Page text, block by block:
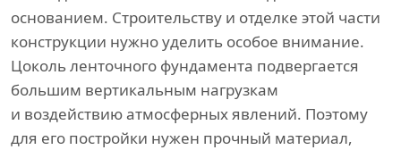
основанием. Строительству и отделке этой части
конструкции нужно уделить особое внимание.
Цоколь ленточного фундамента подвергается
большим вертикальным нагрузкам
и воздействию атмосферных явлений. Поэтому
для его постройки нужен прочный материал,